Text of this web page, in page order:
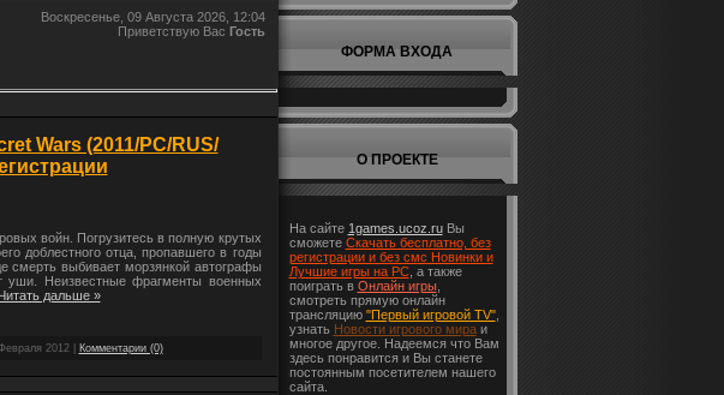
Воскресенье, 09 Августа 2026, 12:04
Приветствую Вас Гость
Wars (2011/PC/RUS/
войн. Погрузитесь в полную крутых
доблестного отца, пропавшего в годы
смерть выбивает морзянкой автографы
уши. Неизвестные фрагменты военных
дальше »
2012| Комментарии (0)
ФОРМА ВХОДА
О ПРОЕКТЕ
На сайте 1games.ucoz.ruВы
сможете Скачать бесплатно, без
регистрации и без смс Новинки и
Лучшие игры на PC, а также
поиграть в Онлайн игры,
смотреть прямую онлайн
трансляцию "Первый игровой TV",
узнать Новости игрового мираи
многое другое. Надеемся что Вам
здесь понравится и Вы станете
постоянным посетителем нашего
сайта.